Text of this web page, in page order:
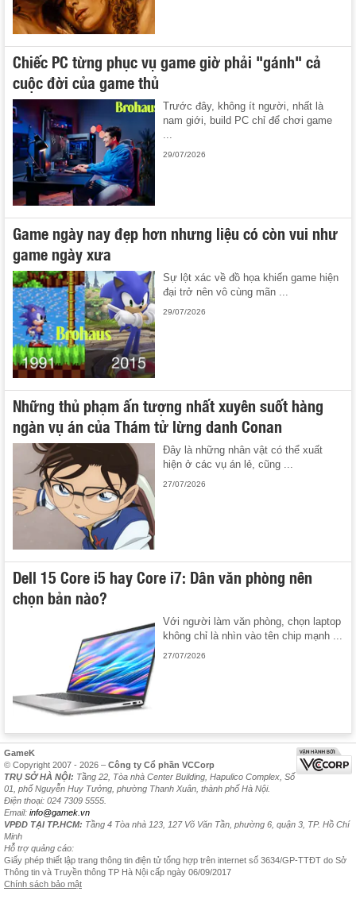
Chiếc PC từng phục vụ game giờ phải "gánh" cả
cuộc đời của game thủ
Trước đây, không ít người, nhất là
nam giới, build PC chỉ để chơi game
29/07/2026
Game ngày nay đẹp hơn nhưng liệu có còn vui như
game ngày xưa
Sự lột xác về đồ họa khiến game hiện
đại trở nên vô cùng mãn ...
29/07/2026
Những thủ phạm ấn tượng nhất xuyên suốt hàng
ngàn vụ án của Thám tử lừng danh Conan
Đây là những nhân vật có thể xuất
hiện ở các vụ án lẻ, cũng ...
27/07/2026
Dell 15 Core i5 hay Core i7: Dân văn phòng nên
chọn bản nào?
Với người làm văn phòng, chọn laptop
không chỉ là nhìn vào tên chip mạnh ...
27/07/2026
GameK
© Copyright 2007 - 2026 – Công ty Cổ phần VCCorp
TRỤ SỞ HÀ NỘI: Tầng 22, Tòa nhà Center Building, Hapulico Complex, Số
01, phố Nguyễn Huy Tưởng, phường Thanh Xuân, thành phố Hà Nội.
Điện thoại: 024 7309 5555.
Email: info@gamek.vn
VPĐD TẠI TP.HCM: Tầng 4 Tòa nhà 123, 127 Võ Văn Tần, phường 6, quận 3, TP. Hồ Chí
Minh
Hỗ trợ quảng cáo:
Giấy phép thiết lập trang thông tin điện tử tổng hợp trên internet số 3634/GP-TTĐT do Sở
Thông tin và Truyền thông TP Hà Nội cấp ngày 06/09/2017
Chính sách bảo mật